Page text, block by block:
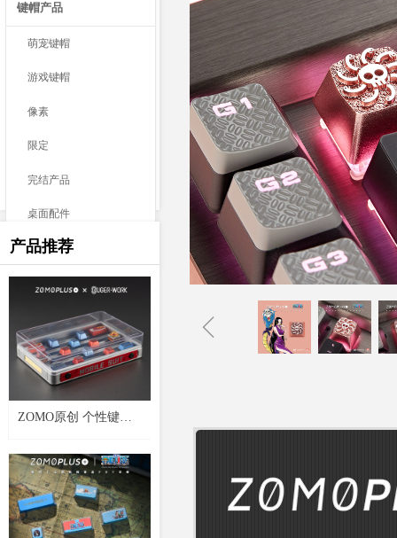
ꁆ
产品推荐
ZOMO原创 个性键帽
展示盒高达键帽盒 海
贼王
键帽产品
萌宠键帽
游戏键帽
像素
限定
完结产品
桌面配件
神话动物